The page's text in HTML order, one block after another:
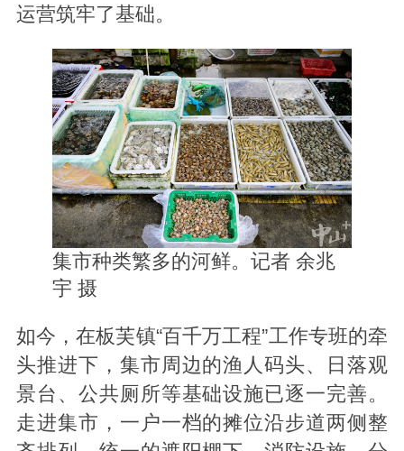
运营筑牢了基础。
集市种类繁多的河鲜。记者 余兆
宇 摄
如今，在板芙镇“百千万工程”工作专班的牵
头推进下，集市周边的渔人码头、日落观
景台、公共厕所等基础设施已逐一完善。
走进集市，一户一档的摊位沿步道两侧整